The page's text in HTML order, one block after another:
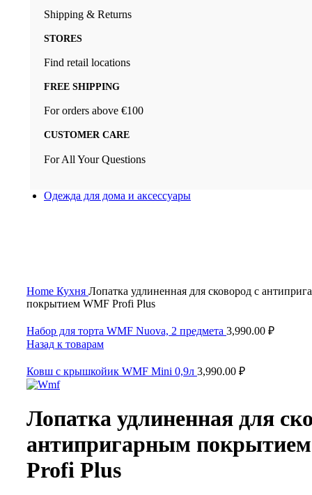
Shipping & Returns
STORES
Find retail locations
FREE SHIPPING
For orders above €100
CUSTOMER CARE
For All Your Questions
Одежда для дома и аксессуары
Home Кухня Лопатка удлиненная для сковород с
покрытием WMF Profi Plus
Набор для торта WMF Nuova, 2 предмета 3,990.00 ₽
Назад к товарам
Ковш с крышкойик WMF Mini 0,9л 3,990.00 ₽
Лопатка удлиненная для
антипригарным
Profi Plus